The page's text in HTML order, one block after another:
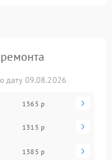
дату 09.08.2026
1365 р
1315 р
1385 р